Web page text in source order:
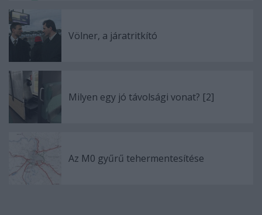
Völner, a járatritkító
Milyen egy jó távolsági vonat? [2]
Az M0 gyűrű tehermentesítése